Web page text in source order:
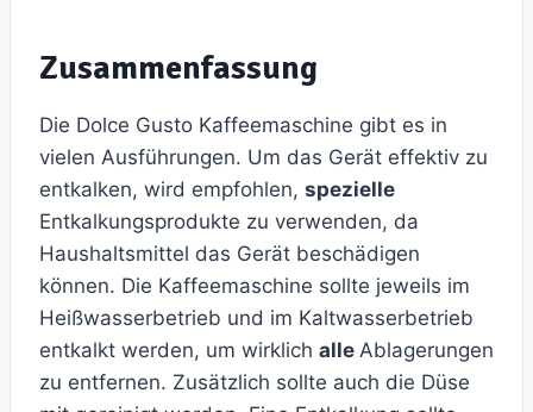
Zusammenfassung
Die Dolce Gusto Kaffeemaschine gibt es in
vielen Ausführungen. Um das Gerät effektiv zu
entkalken, wird empfohlen, spezielle
Entkalkungsprodukte zu verwenden, da
Haushaltsmittel das Gerät beschädigen
können. Die Kaffeemaschine sollte jeweils im
Heißwasserbetrieb und im Kaltwasserbetrieb
entkalkt werden, um wirklich alle Ablagerungen
zu entfernen. Zusätzlich sollte auch die Düse